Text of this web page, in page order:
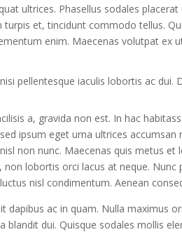
ultrices. Phasellus sodales
turpis et, tincidunt commodo tellus.
enim. Maecenas volutpat ex
pellentesque iaculis lobortis ac
a, gravida non est. In hac
ipsum eget urna ultrices
non nunc. Maecenas quis metus
non lobortis orci lacus at neque.
nisl condimentum. Aenean
dapibus ac in quam. Nulla maximus
blandit dui. Quisque sodales mollis